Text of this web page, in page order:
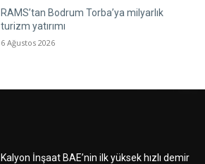
RAMS’tan Bodrum Torba’ya milyarlık
turizm yatırımı
6 Ağustos 2026
Kalyon İnşaat BAE’nin ilk yüksek hızlı demir